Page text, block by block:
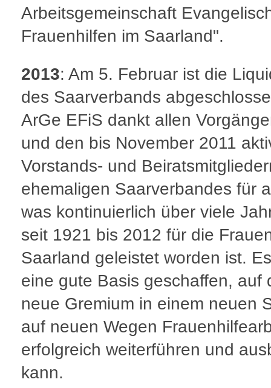
Arbeitsgemeinschaft
Frauenhilfen im Saarland".
2013: Am 5. Februar ist die
des Saarverbands
ArGe EFiS dankt allen
und den bis November 2011
Vorstands- und
ehemaligen Saarverbandes für
was kontinuierlich über viele
seit 1921 bis 2012 für die
Saarland geleistet worden ist.
eine gute Basis geschaffen, auf
neue Gremium in einem neuen
auf neuen Wegen
erfolgreich weiterführen und
kann.